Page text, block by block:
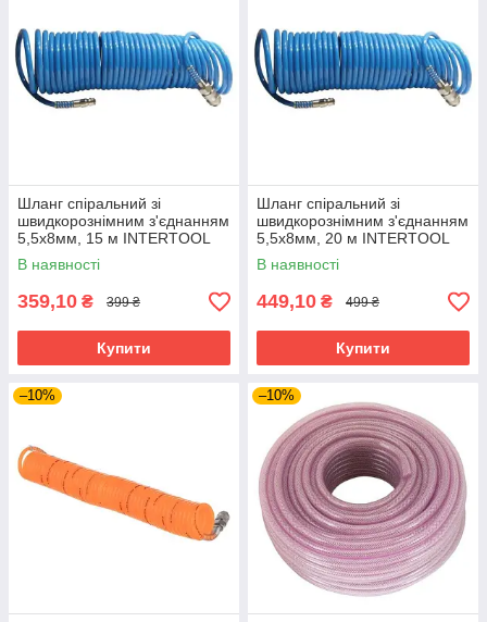
Шланг спіральний зі
швидкорознімним з'єднанням
5,5x8мм, 15 м INTERTOOL
PT-1708
В наявності
359,10 ₴ 399 ₴
Купити
Шланг спіральний зі
швидкорознімним з'єднанням
5,5x8мм, 20 м INTERTOOL
PT-1709
В наявності
449,10 ₴ 499 ₴
Купити
–10% –10%